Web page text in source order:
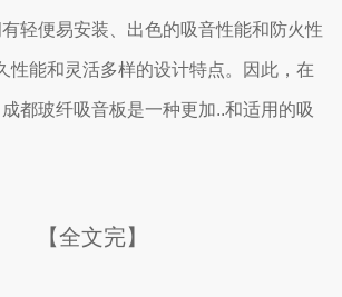
轻便易安装、出色的吸音性能和防火性
性能和灵活多样的设计特点。因此，在
都玻纤吸音板是一种更加..和适用的吸
【全文完】